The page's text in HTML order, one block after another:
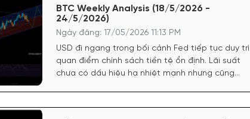
của vàng.
BTC Weekly Analysis (18/5/2026 -
24/5/2026)
Ngày đăng: 17/05/2026 11:13 PM
USD đi ngang trong bối cảnh Fed tiếp tục duy trì
quan điểm chính sách tiền tệ ổn định. Lãi suất
chưa có dấu hiệu hạ nhiệt mạnh nhưng cũng